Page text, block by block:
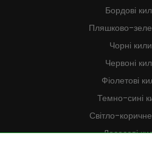
Бордові
Пляшково-
Чорні
Червоні
Фіолетові
Темно-сині
Світло-
Лососеві